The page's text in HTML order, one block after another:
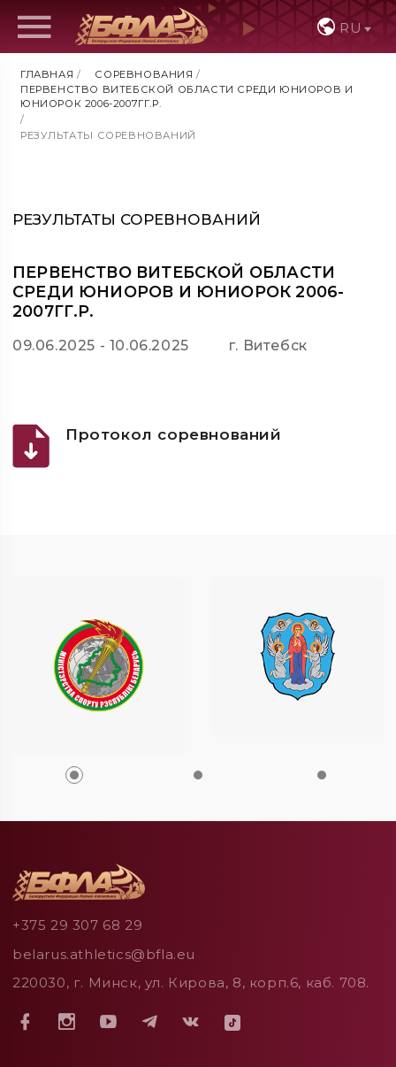
RU
ГЛАВНАЯ / СОРЕВНОВАНИЯ /
ПЕРВЕНСТВО ВИТЕБСКОЙ ОБЛАСТИ СРЕДИ ЮНИОРОВ И
ЮНИОРОК 2006-2007ГГ.Р.
/
РЕЗУЛЬТАТЫ СОРЕВНОВАНИЙ
РЕЗУЛЬТАТЫ СОРЕВНОВАНИЙ
ПЕРВЕНСТВО ВИТЕБСКОЙ ОБЛАСТИ
СРЕДИ ЮНИОРОВ И ЮНИОРОК 2006-
2007ГГ.Р.
09.06.2025 - 10.06.2025 г. Витебск
Протокол соревнований
+375 29 307 68 29
belarus.athletics@bfla.eu
220030, г. Минск, ул. Кирова, 8, корп.6, каб. 708.